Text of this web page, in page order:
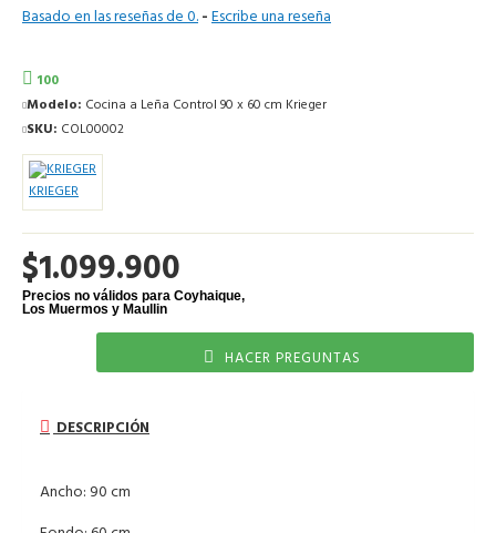
Basado en las reseñas de 0.-Escribe una reseña
$1.099.900
100
Modelo: Cocina a Leña Control 90 x 60 cm Krieger
SKU: COL00002
KRIEGER
HACER PREGUNTAS
DESCRIPCIÓN
Ancho: 90 cm